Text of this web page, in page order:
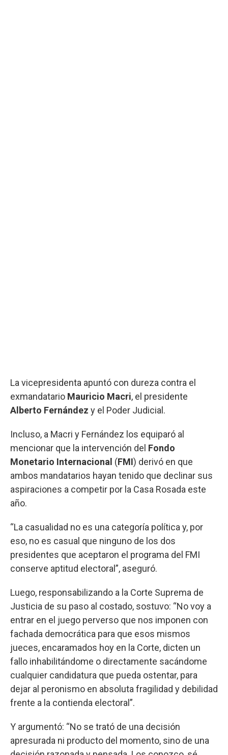
La vicepresidenta apuntó con dureza contra el
exmandatario Mauricio Macri, el presidente
Alberto Fernández y el Poder Judicial.
Incluso, a Macri y Fernández los equiparó al
mencionar que la intervención del Fondo
Monetario Internacional (FMI) derivó en que
ambos mandatarios hayan tenido que declinar sus
aspiraciones a competir por la Casa Rosada este
año.
“La casualidad no es una categoría política y, por
eso, no es casual que ninguno de los dos
presidentes que aceptaron el programa del FMI
conserve aptitud electoral”, aseguró.
Luego, responsabilizando a la Corte Suprema de
Justicia de su paso al costado, sostuvo: “No voy a
entrar en el juego perverso que nos imponen con
fachada democrática para que esos mismos
jueces, encaramados hoy en la Corte, dicten un
fallo inhabilitándome o directamente sacándome
cualquier candidatura que pueda ostentar, para
dejar al peronismo en absoluta fragilidad y debilidad
frente a la contienda electoral”.
Y argumentó: “No se trató de una decisión
apresurada ni producto del momento, sino de una